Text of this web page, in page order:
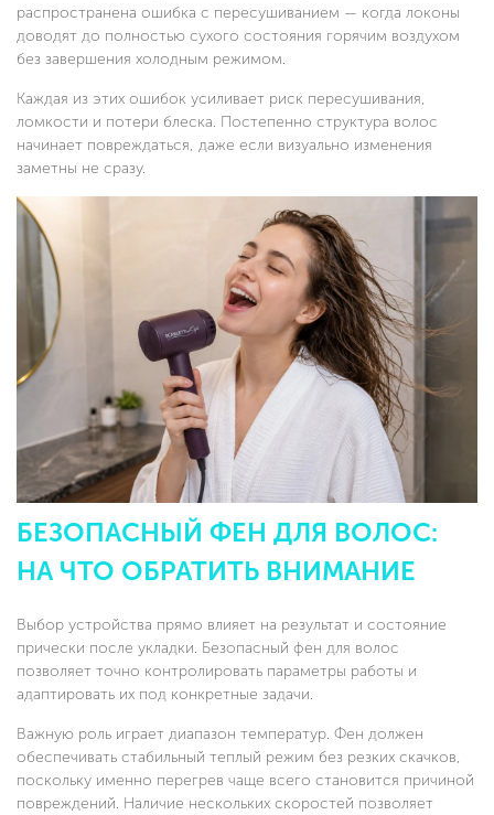
распространена ошибка с пересушиванием — когда локоны
доводят до полностью сухого состояния горячим воздухом
без завершения холодным режимом.
Каждая из этих ошибок усиливает риск пересушивания,
ломкости и потери блеска. Постепенно структура волос
начинает повреждаться, даже если визуально изменения
заметны не сразу.
БЕЗОПАСНЫЙ ФЕН ДЛЯ ВОЛОС:
НА ЧТО ОБРАТИТЬ ВНИМАНИЕ
Выбор устройства прямо влияет на результат и состояние
прически после укладки. Безопасный фен для волос
позволяет точно контролировать параметры работы и
адаптировать их под конкретные задачи.
Важную роль играет диапазон температур. Фен должен
обеспечивать стабильный теплый режим без резких скачков,
поскольку именно перегрев чаще всего становится причиной
повреждений. Наличие нескольких скоростей позволяет